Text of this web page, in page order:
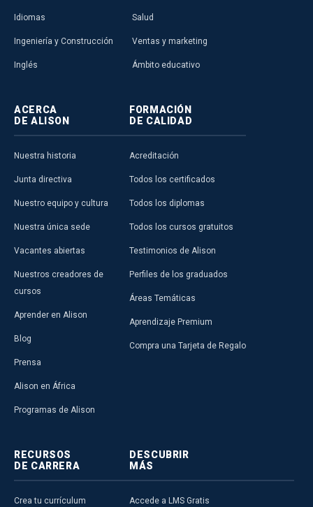
Idiomas
Ingeniería y Construcción
Inglés
Salud
Ventas y marketing
Ámbito educativo
ACERCA
DE ALISON
Nuestra historia
Junta directiva
Nuestro equipo y cultura
Nuestra única sede
Vacantes abiertas
Nuestros creadores de
cursos
Aprender en Alison
Blog
Prensa
Alison en África
Programas de Alison
FORMACIÓN
DE CALIDAD
Acreditación
Todos los certificados
Todos los diplomas
Todos los cursos gratuitos
Testimonios de Alison
Perfiles de los graduados
Áreas Temáticas
Aprendizaje Premium
Compra una Tarjeta de Regalo
RECURSOS
DE CARRERA
Crea tu currículum
DESCUBRIR
MÁS
Accede a LMS Gratis